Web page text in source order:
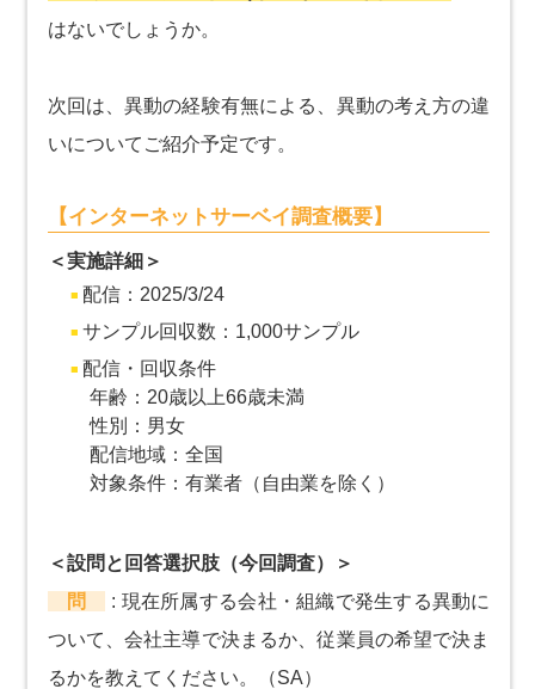
はないでしょうか。
次回は、異動の経験有無による、異動の考え方の違
いについてご紹介予定です。
【インターネットサーベイ調査概要】
＜実施詳細＞
配信：2025/3/24
サンプル回収数：1,000サンプル
配信・回収条件
年齢：20歳以上66歳未満
性別：男女
配信地域：全国
対象条件：有業者（自由業を除く）
＜設問と回答選択肢（今回調査）＞
問
: 現在所属する会社・組織で発生する異動に
ついて、会社主導で決まるか、従業員の希望で決ま
るかを教えてください。（SA）